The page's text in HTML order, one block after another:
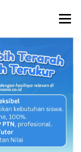
Menu
ALUMNI